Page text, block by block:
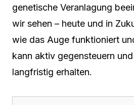
genetische Veranlagung
wir sehen – heute und in
wie das Auge funktioniert
kann aktiv gegensteuern
langfristig erhalten.